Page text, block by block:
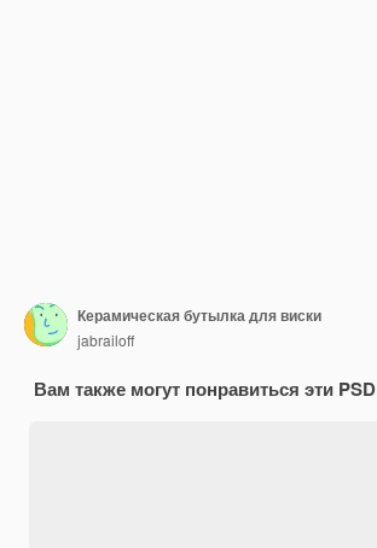
Керамическая бутылка для виски
jabrailoff
Вам также могут понравиться эти PSD